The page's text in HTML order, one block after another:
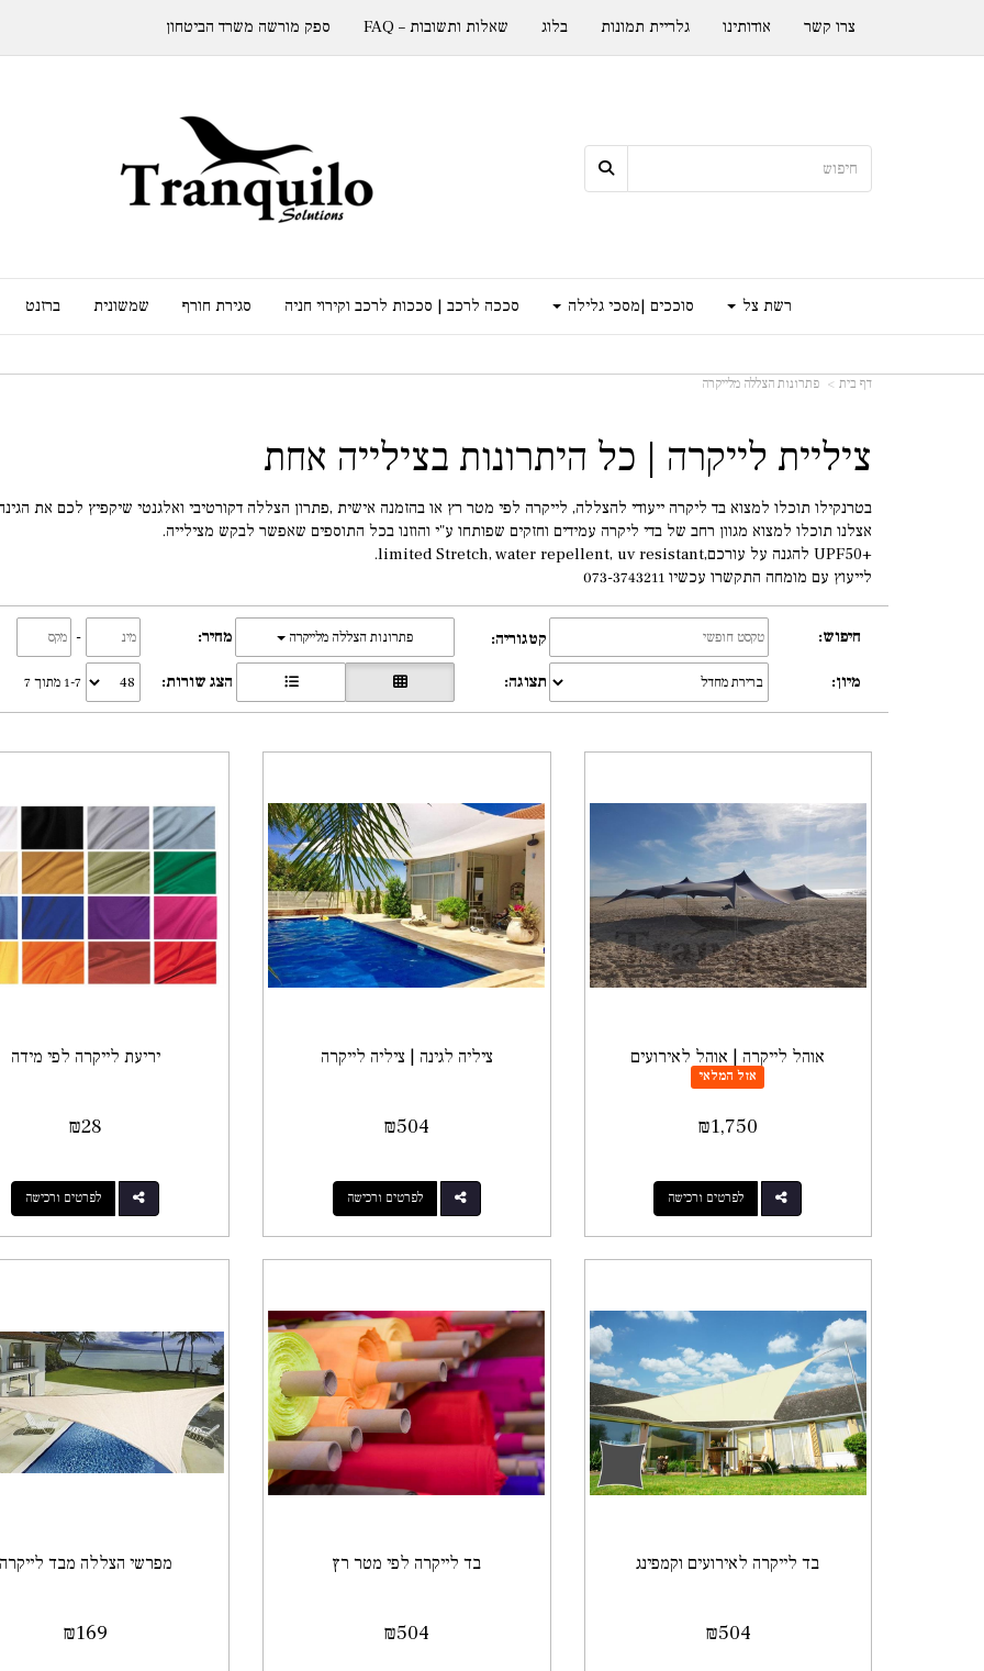
רשת צל סוככים |מסכי גלילה סככה לרכב | סככות לרכב וקירוי חניה סגירת חורף שמשונית ברזנט
צרו קשר אודותינו גלריית תמונות בלוג שאלות ותשובות – FAQ ספק מורשה משרד הביטחון
דף בית פתרונות הצללה מלייקרה
ציליית לייקרה | כל היתרונות בצילייה אחת
בטרנקילו תוכלו למצוא בד ליקרה ייעודי להצללה, לייקרה לפי מטר רץ או בהזמנה אישית ,פתרון הצללה דקורטיבי ואלגנטי שיקפיץ לכם את
אצלנו תוכלו למצוא מגוון רחב של בדי ליקרה עמידים וחזקים שפותחו ע"י והוזנו בכל התוספים שאפשר לבקש מצילייה.
+UPF50 להגנה על עורכם,limited Stretch, water repellent, uv resistant.
לייעוץ עם מומחה התקשרו עכשיו 073-3743211
חיפוש: קטגוריה: פתרונות הצללה מלייקרה מחיר: -
מיון: תצוגה: הצג שורות: 1-7 מתוך 7
אוהל לייקרה | אוהל לאירועים
אזל המלאי
₪1,750
לפרטים ורכישה
ציליה לגינה | ציליה לייקרה
₪504
לפרטים ורכישה
יריעת לייקרה לפי מידה
₪28
לפרטים ורכישה
בד לייקרה לאירועים וקמפינג
₪504
בד לייקרה לפי מטר רץ
₪504
מפרשי הצללה מבד לייקרה
₪169